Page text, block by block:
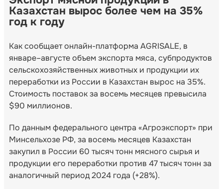
Казахстан вырос более чем на 35%
год к году
Как сообщает онлайн-платформа AGRISALE, в
январе–августе объем экспорта мяса, субпродуктов
сельскохозяйственных животных и продукции их
переработки из России в Казахстан вырос на 35%.
Стоимость поставок за восемь месяцев превысила
$90 миллионов.
По данным федерального центра «Агроэкспорт» при
Минсельхозе РФ, за восемь месяцев Казахстан
закупил в России 60 тысяч тонн мясного сырья и
продукции его переработки против 47 тысяч тонн за
аналогичный период 2024 года (+28%).